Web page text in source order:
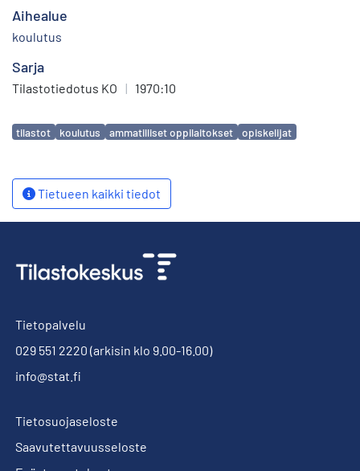
Aihealue
koulutus
Sarja
Tilastotiedotus KO | 1970:10
Avainsanat
tilastot koulutus ammatilliset oppilaitokset opiskelijat
Tietueen kaikki tiedot
Tietopalvelu
029 551 2220 (arkisin klo 9.00-16.00)
info@stat.fi
Tietosuojaseloste
Saavutettavuusseloste